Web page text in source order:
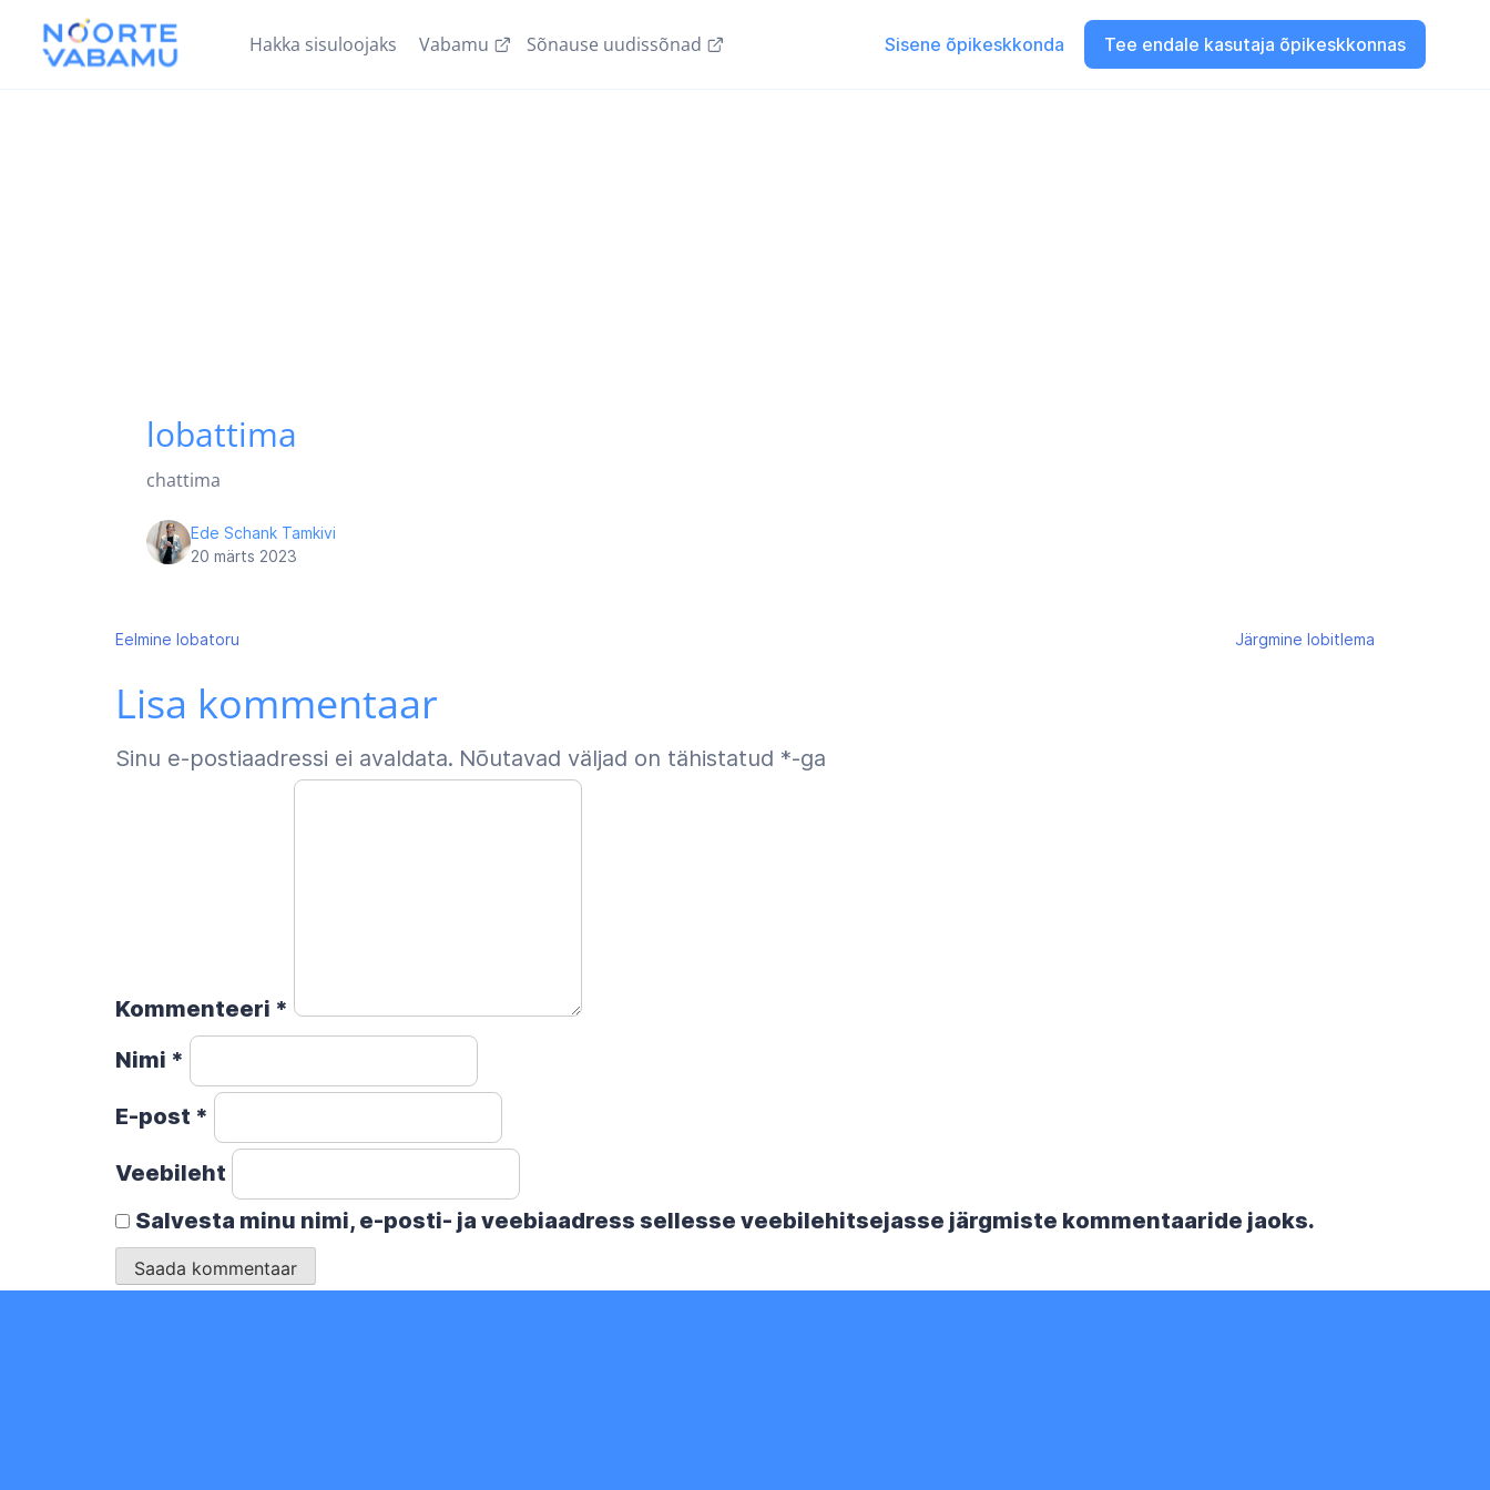
Hakka sisuloojaks Vabamu Sõnause uudissõnad Sisene õpikeskkonda Tee endale kasutaja õpikeskkonnas
lobattima
chattima
Ede Schank Tamkivi
20 märts 2023
Navigeerimine
Eelmine lobatoru Järgmine lobitlema
Lisa kommentaar
Sinu e-postiaadressi ei avaldata. Nõutavad väljad on tähistatud *-ga
Kommenteeri *
Nimi *
E-post *
Veebileht
Salvesta minu nimi, e-posti- ja veebiaadress sellesse veebilehitsejasse järgmiste kommentaaride jaoks.